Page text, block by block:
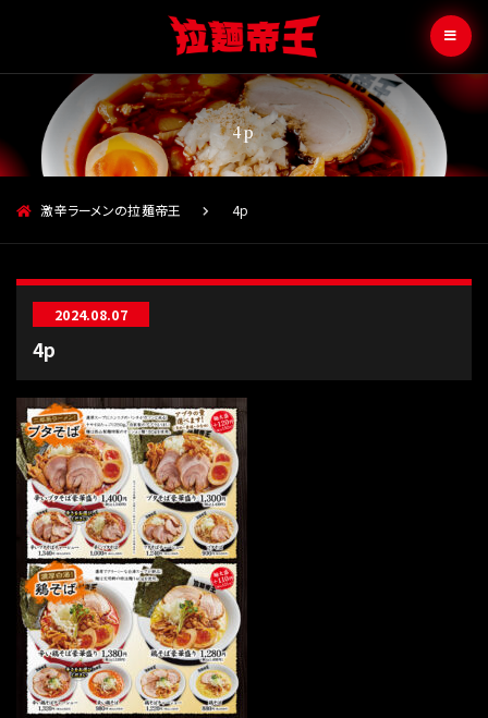
4p
激辛ラーメンの拉麺帝王 4p
2024.08.07
4p